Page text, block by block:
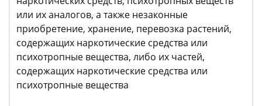
или их аналогов, а также незаконные
приобретение, хранение, перевозка растений,
содержащих наркотические средства или
психотропные вещества, либо их частей,
содержащих наркотические средства или
психотропные вещества